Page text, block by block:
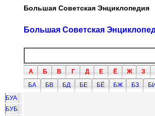
Большая Советская Энциклопедия
Большая Советская
А Б В Г Д Е Ё Ж З
БА
БВ БД БЕ БЁ БЖ БЗ БИ
БУА
БУБ